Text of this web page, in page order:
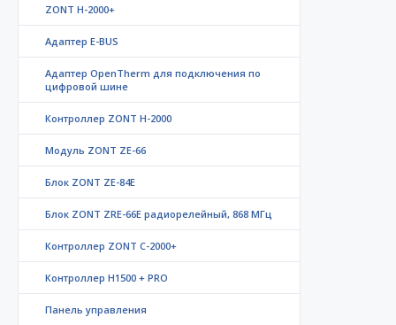
ZONT H-2000+
Адаптер E-BUS
Адаптер OpenTherm для подключения по
цифровой шине
Контроллер ZONT H-2000
Модуль ZONT ZE-66
Блок ZONT ZE-84E
Блок ZONT ZRE-66E радиорелейный, 868 МГц
Контроллер ZONT C-2000+
Контроллер Н1500 + PRO
Панель управления